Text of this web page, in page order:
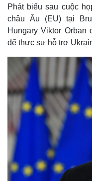
Phát biểu sau cuộc
châu Âu (EU) tại
Hungary Viktor
để thực sự hỗ trợ